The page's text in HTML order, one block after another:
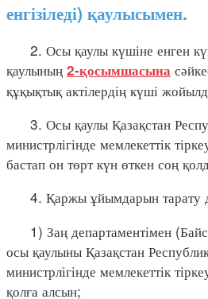
енгізіледі) қаулысымен.
2. Осы қаулы күшіне енген
қаулының 2-қосымшасына
құқықтық актілердің күші
3. Осы қаулы Қазақстан
министрлігінде мемлекеттік
бастап он төрт күн өткен соң
4. Қаржы ұйымдарын тарату
1) Заң департаментімен
осы қаулыны Қазақстан
министрлігінде мемлекеттік
қолға алсын;